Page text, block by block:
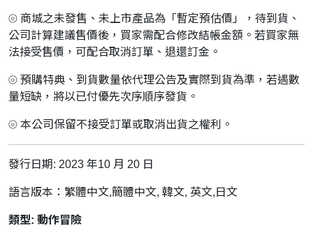
⦾ 商城之未發售、未上市產品為「暫定預估價」，待到貨、
公司計算建議售價後，買家需配合修改結帳金額。若買家無
法接受售價，可配合取消訂單、退還訂金。
⦾ 預購特典、到貨數量依代理公告及實際到貨為準，若遇數
量短缺，將以已付優先次序順序發貨。
⦾ 本公司保留不接受訂單或取消出貨之權利。
發行日期: 2023 年10 月 20 日
語言版本：繁體中文,簡體中文, 韓文, 英文,日文
類型: 動作冒險